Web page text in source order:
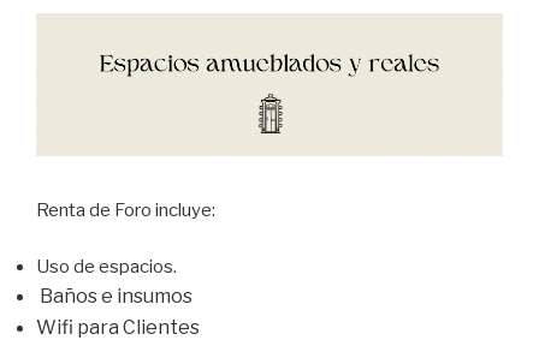
Renta de Foro incluye:
Uso de espacios.
Baños e insumos
Wifi para Clientes